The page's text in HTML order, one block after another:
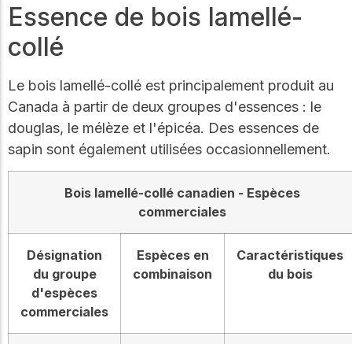
Essence de bois lamellé-
collé
Le bois lamellé-collé est principalement produit au
Canada à partir de deux groupes d'essences : le
douglas, le mélèze et l'épicéa. Des essences de
sapin sont également utilisées occasionnellement.
Bois lamellé-collé canadien - Espèces
commerciales
Désignation
du groupe
d'espèces
commerciales
Espèces en
combinaison
Caractéristiques
du bois